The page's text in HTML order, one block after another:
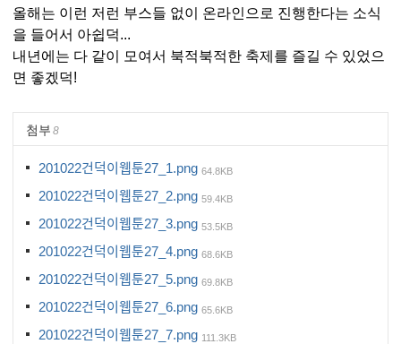
올해는 이런 저런 부스들 없이 온라인으로 진행한다는 소식
을 들어서 아쉽덕...
내년에는 다 같이 모여서 북적북적한 축제를 즐길 수 있었으
면 좋겠덕!
첨부 8
201022건덕이웹툰27_1.png 64.8KB
201022건덕이웹툰27_2.png 59.4KB
201022건덕이웹툰27_3.png 53.5KB
201022건덕이웹툰27_4.png 68.6KB
201022건덕이웹툰27_5.png 69.8KB
201022건덕이웹툰27_6.png 65.6KB
201022건덕이웹툰27_7.png 111.3KB